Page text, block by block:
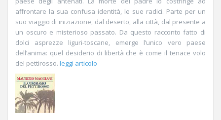
affrontare la sua confusa identità, le sue radici. Parte per un
suo viaggio di iniziazione, dal deserto, alla città, dal presente a
un oscuro e misterioso passato. Da questo racconto fatto di
dolci asprezze liguri-toscane, emerge l’unico vero paese
dell’anima: quel desiderio di libertà che è come il tenace volo
del pettirosso. leggi articolo